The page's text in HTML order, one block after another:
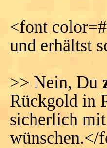
<font
und erhältst
>> Nein, Du
Rückgold in
sicherlich
wünschen.</